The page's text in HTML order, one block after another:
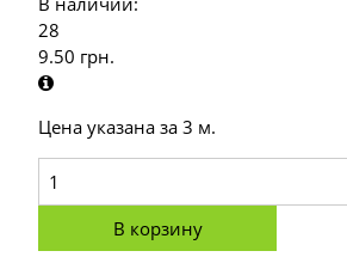
28
9.50 грн.
Цена указана за 3 м.
В корзину